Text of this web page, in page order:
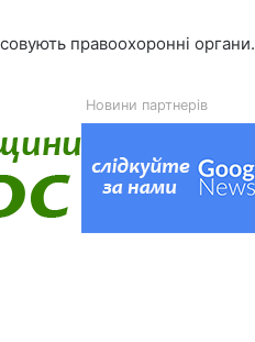
правоохоронні органи.
Новини партнерів